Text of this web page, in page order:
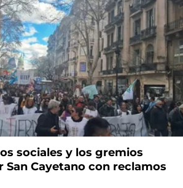
sociales y los gremios
San Cayetano con reclamos